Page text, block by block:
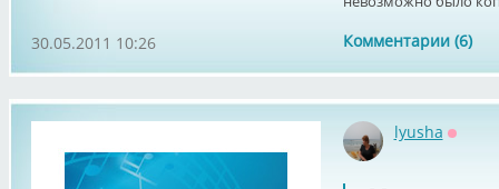
Комментарии (6)
30.05.2011 10:26
lyusha